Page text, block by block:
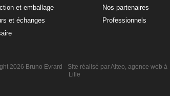
et emballage
et échanges
Nos partenaires
Professionnels
2026 Bruno Evrard - Site réalisé par Alteo, agence web à
Lille